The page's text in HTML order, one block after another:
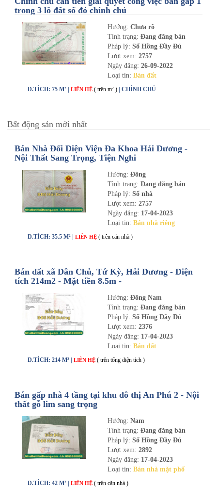
trong 3 lô đất sổ đỏ chính chủ
Hướng: Chưa rõ
Tình trạng: Đang đăng bán
Pháp lý: Sổ Hồng Đầy Đủ
Lượt xem: 2757
Ngày đăng: 26-09-2022
Loại tin: Bán đất
D.TÍCH: 75 M² | LIÊN HỆ ( trên m² ) | CHÍNH CHỦ
Bất động sản mới nhất
Bán Nhà Đối Diện Viện Đa Khoa Hải Dương -
Nội Thất Sang Trọng, Tiện Nghi
Hướng: Đông
Tình trạng: Đang đăng bán
Pháp lý: Sổ nhà
Lượt xem: 2757
Ngày đăng: 17-04-2023
Loại tin: Bán nhà riêng
D.TÍCH: 35.5 M² | LIÊN HỆ ( trên căn nhà )
Bán đất xã Dân Chủ, Tứ Kỳ, Hải Dương - Diện
tích 214m2 - Mặt tiền 8.5m -
Hướng: Đông Nam
Tình trạng: Đang đăng bán
Pháp lý: Sổ Hồng Đầy Đủ
Lượt xem: 2376
Ngày đăng: 17-04-2023
Loại tin: Bán đất
D.TÍCH: 214 M² | LIÊN HỆ ( trên tổng diện tích )
Bán gấp nhà 4 tầng tại khu đô thị An Phú 2 - Nội
thất gỗ lim sang trọng
Hướng: Nam
Tình trạng: Đang đăng bán
Pháp lý: Sổ Hồng Đầy Đủ
Lượt xem: 2892
Ngày đăng: 17-04-2023
Loại tin: Bán nhà mặt phố
D.TÍCH: 42 M² | LIÊN HỆ ( trên căn nhà )